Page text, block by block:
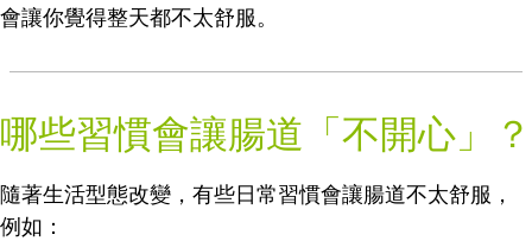
會讓你覺得整天都不太舒服。
哪些習慣會讓腸道「不開心」？
隨著生活型態改變，有些日常習慣會讓腸道不太舒服，
例如：